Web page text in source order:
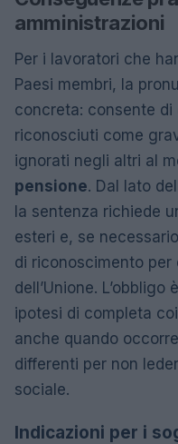
amministrazioni
Per i lavoratori che
Paesi membri, la
concreta: consente
riconosciuti come
ignorati negli altri al
pensione. Dal lato
la sentenza richiede
esteri e, se
di riconoscimento
dell’Unione.
ipotesi di completa
anche quando
differenti per non
sociale.
Indicazioni per i